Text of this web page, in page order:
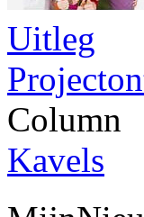
Uitleg
Column
Kavels